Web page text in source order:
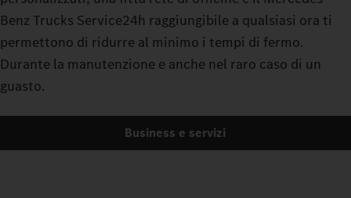
Benz Trucks Service24h raggiungibile a qualsiasi ora ti
permettono di ridurre al minimo i tempi di fermo.
Durante la manutenzione e anche nel raro caso di un
guasto.
Business e servizi